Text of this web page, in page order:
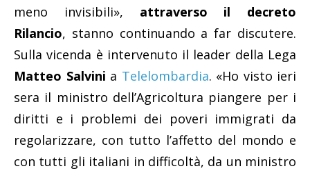
meno invisibili», attraverso il decreto
Rilancio, stanno continuando a far discutere.
Sulla vicenda è intervenuto il leader della Lega
Matteo Salvini a Telelombardia. «Ho visto ieri
sera il ministro dell’Agricoltura piangere per i
diritti e i problemi dei poveri immigrati da
regolarizzare, con tutto l’affetto del mondo e
con tutti gli italiani in difficoltà, da un ministro